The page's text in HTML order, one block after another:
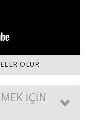
OLUR
İÇİN